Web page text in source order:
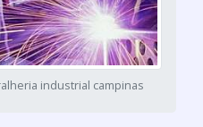
industrial campinas